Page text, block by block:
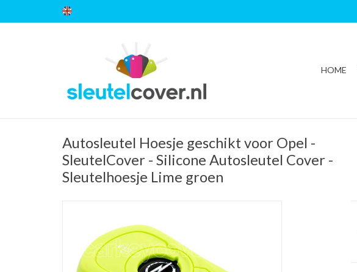
HOME
Autosleutel Hoesje geschikt voor Opel -
SleutelCover - Silicone Autosleutel Cover -
Sleutelhoesje Lime groen